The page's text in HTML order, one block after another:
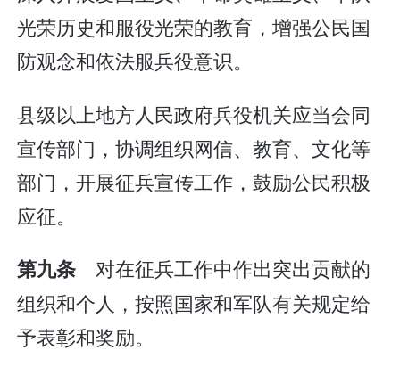
光荣历史和服役光荣的教育，增强公民国
防观念和依法服兵役意识。
县级以上地方人民政府兵役机关应当会同
宣传部门，协调组织网信、教育、文化等
部门，开展征兵宣传工作，鼓励公民积极
应征。
第九条 对在征兵工作中作出突出贡献的
组织和个人，按照国家和军队有关规定给
予表彰和奖励。